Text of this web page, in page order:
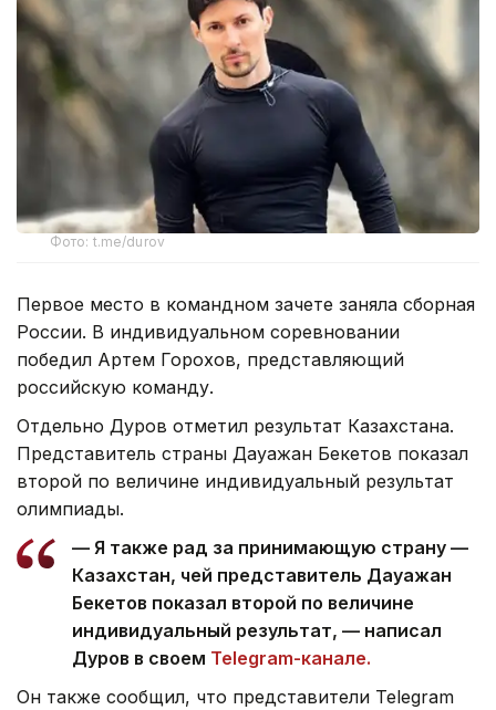
Фото: t.me/durov
Первое место в командном зачете заняла сборная
России. В индивидуальном соревновании
победил Артем Горохов, представляющий
российскую команду.
Отдельно Дуров отметил результат Казахстана.
Представитель страны Дауажан Бекетов показал
второй по величине индивидуальный результат
олимпиады.
— Я также рад за принимающую страну —
Казахстан, чей представитель Дауажан
Бекетов показал второй по величине
индивидуальный результат, — написал
Дуров в своем Telegram-канале.
Он также сообщил, что представители Telegram